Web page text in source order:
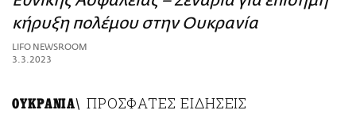
ΑΜΠΑ
PRINT
κήρυξη πολέμου στην Ουκρανία
LIFO NEWSROOM
3.3.2023
ΟΥΚΡΑΝΙΑ\ ΠΡΟΣΦΑΤΕΣ ΕΙΔΗΣΕΙΣ